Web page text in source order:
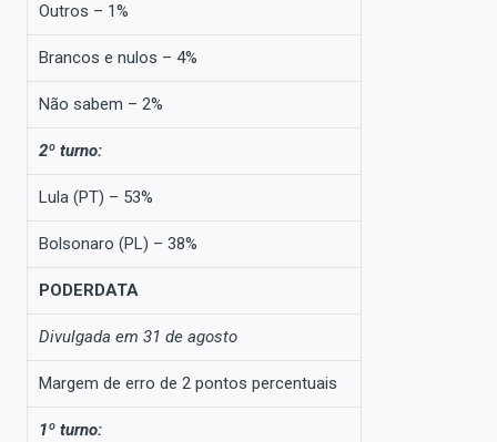
Outros – 1%
Brancos e nulos – 4%
Não sabem – 2%
2º turno:
Lula (PT) – 53%
Bolsonaro (PL) – 38%
PODERDATA
Divulgada em 31 de agosto
Margem de erro de 2 pontos percentuais
1º turno: